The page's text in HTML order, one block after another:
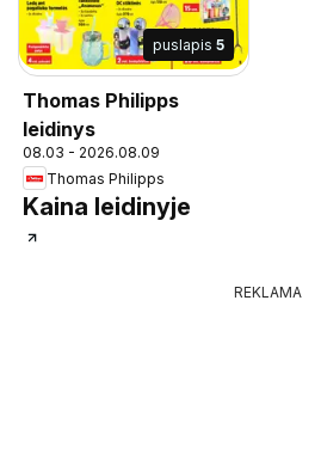
puslapis 5
Thomas Philipps
leidinys
08.03 - 2026.08.09
Thomas Philipps
Kaina leidinyje
REKLAMA